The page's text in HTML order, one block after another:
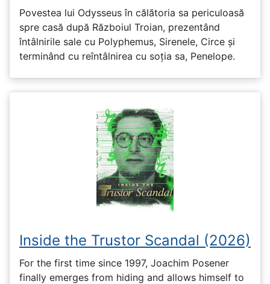
Povestea lui Odysseus în călătoria sa periculoasă
spre casă după Războiul Troian, prezentând
întâlnirile sale cu Polyphemus, Sirenele, Circe și
terminând cu reîntâlnirea cu soția sa, Penelope.
Inside the Trustor Scandal (2026)
For the first time since 1997, Joachim Posener
finally emerges from hiding and allows himself to